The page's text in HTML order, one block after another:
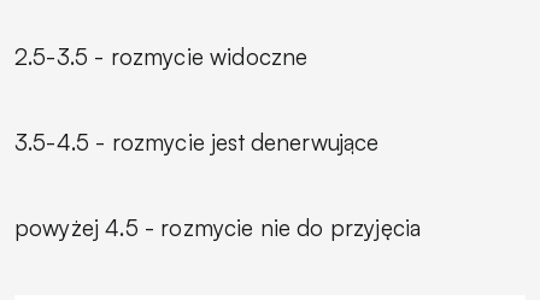
2.5-3.5 - rozmycie widoczne
3.5-4.5 - rozmycie jest denerwujące
powyżej 4.5 - rozmycie nie do przyjęcia